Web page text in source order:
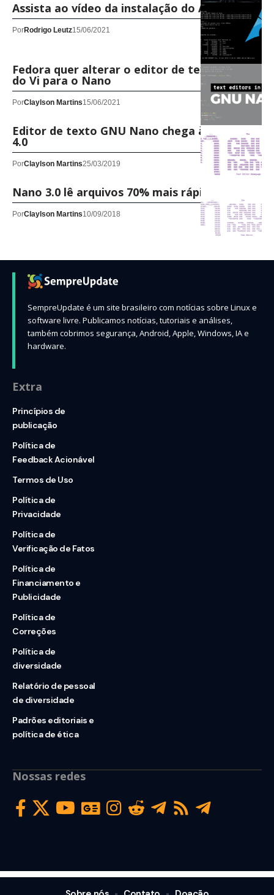
Assista ao vídeo da instalação do Arch Linux
PorRodrigo Leutz15/06/2021
Fedora quer alterar o editor de texto padrão
do Vi para o Nano
PorClaylson Martins15/06/2021
Editor de texto GNU Nano chega à versão
4.0
PorClaylson Martins25/03/2019
Nano 3.0 lê arquivos 70% mais rápido
PorClaylson Martins10/09/2018
SempreUpdate é um site brasileiro com notícias sobre Linux e
software livre. Publicamos notícias, tutoriais e análises,
também cobrimos segurança, Android, Apple, Windows, IA e
hardware.
Extra
Princípios de
publicação
Política de
Feedback Acionável
Termos de Uso
Política de
Privacidade
Política de
Verificação de Fatos
Política de
Financiamento e
Publicidade
Política de
Correções
Política de
diversidade
Relatório de pessoal
de diversidade
Padrões editoriais e
política de ética
Nossas redes